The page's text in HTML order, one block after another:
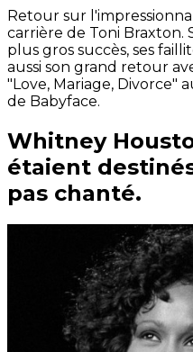
Retour sur
carrière de Toni Braxton.
plus gros succès, ses
aussi son grand retour
"Love, Mariage, Divorce"
de Babyface.
Whitney
étaient
pas chanté.